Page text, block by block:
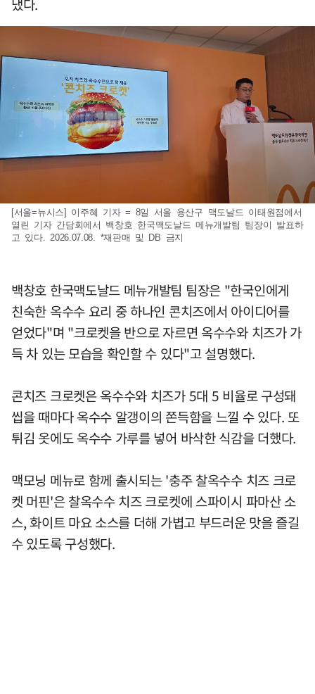
냈다.
[서울=뉴시스] 이주혜 기자 = 8일 서울 용산구 맥도날드 이태원점에서
열린 기자 간담회에서 백창호 한국맥도날드 메뉴개발팀 팀장이 발표하
고 있다. 2026.07.08. *재판매 및 DB 금지
백창호 한국맥도날드 메뉴개발팀 팀장은 "한국인에게
친숙한 옥수수 요리 중 하나인 콘치즈에서 아이디어를
얻었다"며 "크로켓을 반으로 자르면 옥수수와 치즈가 가
득 차 있는 모습을 확인할 수 있다"고 설명했다.
콘치즈 크로켓은 옥수수와 치즈가 5대 5 비율로 구성돼
씹을 때마다 옥수수 알갱이의 쫀득함을 느낄 수 있다. 또
튀김 옷에도 옥수수 가루를 넣어 바삭한 식감을 더했다.
맥모닝 메뉴로 함께 출시되는 '충주 찰옥수수 치즈 크로
켓 머핀'은 찰옥수수 치즈 크로켓에 스파이시 파마산 소
스, 화이트 마요 소스를 더해 가볍고 부드러운 맛을 즐길
수 있도록 구성했다.